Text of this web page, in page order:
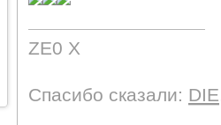
ZE0 X
Спасибо сказали: DIE